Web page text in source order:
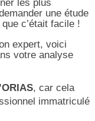
les plus
une étude
c’était facile !
expert, voici
votre analyse
, car cela
immatriculé